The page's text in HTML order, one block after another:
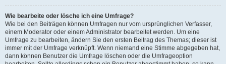
Wie bearbeite oder lösche ich eine Umfrage?
Wie bei den Beiträgen können Umfragen nur vom ursprünglichen Verfasser,
einem Moderator oder einem Administrator bearbeitet werden. Um eine
Umfrage zu bearbeiten, ändern Sie den ersten Beitrag des Themas; dieser ist
immer mit der Umfrage verknüpft. Wenn niemand eine Stimme abgegeben hat,
dann können Benutzer die Umfrage löschen oder die Umfrageoption